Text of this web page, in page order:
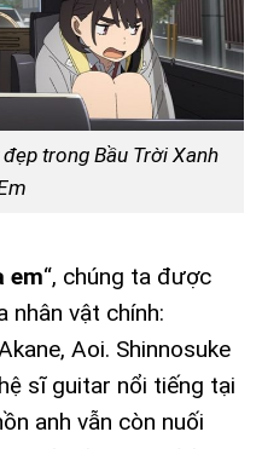
trong Bầu Trời Xanh
em“, chúng ta được
nhân vật chính:
Aoi. Shinnosuke
sĩ guitar nổi tiếng tại
anh vẫn còn nuối